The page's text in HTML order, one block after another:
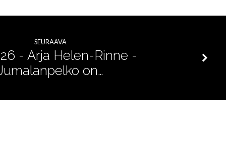
suuremmaksi
ja
SEURAAVA
- Arja Helen-Rinne -
on…